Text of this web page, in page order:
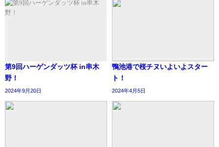
第9回ハーゲンダッツ杯 in串木
野！
2024年9月20日
鴨池港で桜チヌいよいよスター
ト！
2024年4月5日